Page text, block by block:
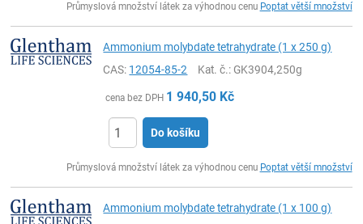
Průmyslová množství látek za výhodnou cenu Poptat větší množství
Ammonium molybdate tetrahydrate (1 x 250 g)
CAS: 12054-85-2 Kat. č.: GK3904,250g
cena bez DPH 1 940,50 Kč
Do košíku
Průmyslová množství látek za výhodnou cenu Poptat větší množství
Ammonium molybdate tetrahydrate (1 x 100 g)